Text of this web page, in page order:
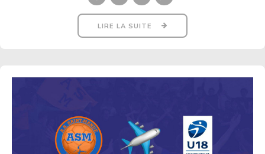
LIRE LA SUITE